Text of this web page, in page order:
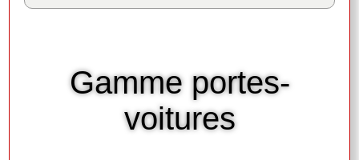
Gamme portes-
voitures